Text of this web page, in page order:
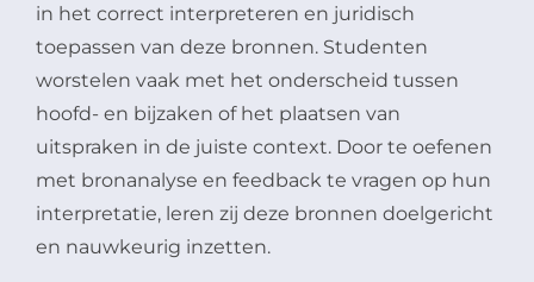
in het correct interpreteren en juridisch
toepassen van deze bronnen. Studenten
worstelen vaak met het onderscheid tussen
hoofd- en bijzaken of het plaatsen van
uitspraken in de juiste context. Door te oefenen
met bronanalyse en feedback te vragen op hun
interpretatie, leren zij deze bronnen doelgericht
en nauwkeurig inzetten.